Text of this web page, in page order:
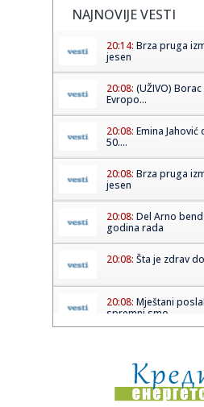
NAJNOVIJE VESTI
20:14: Brza pruga
jesen
20:08: (UŽIVO)
Evropo...
20:08: Emina
50....
20:08: Brza pruga
jesen
20:08: Del Arno
godina rada
20:08: Šta je zdrav
20:08: Mještani
spremni smo...
20:07:Poznati NBA
ukla...